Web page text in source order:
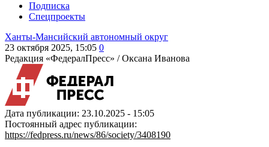
Подписка
Спецпроекты
Ханты-Мансийский автономный округ
23 октября 2025, 15:05 0
Редакция «ФедералПресс» /Оксана Иванова
Дата публикации: 23.10.2025 - 15:05
Постоянный адрес публикации:
https://fedpress.ru/news/86/society/3408190